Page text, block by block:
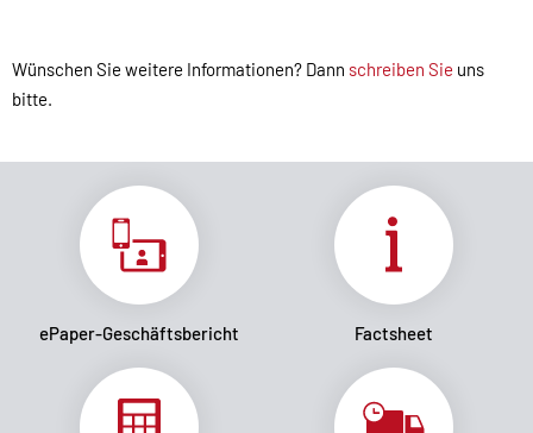
Wünschen Sie weitere Informationen? Dann schreiben Sie uns
bitte.
ePaper-Geschäftsbericht Factsheet